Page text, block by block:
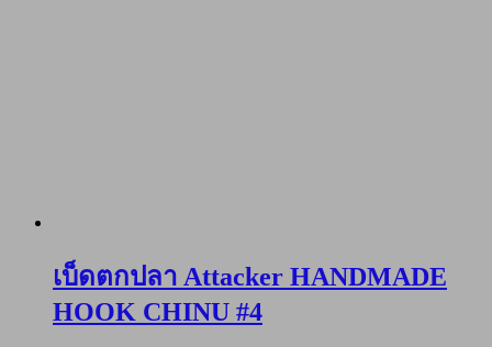
เบ็ดตกปลา Attacker HANDMADE
HOOK CHINU #4